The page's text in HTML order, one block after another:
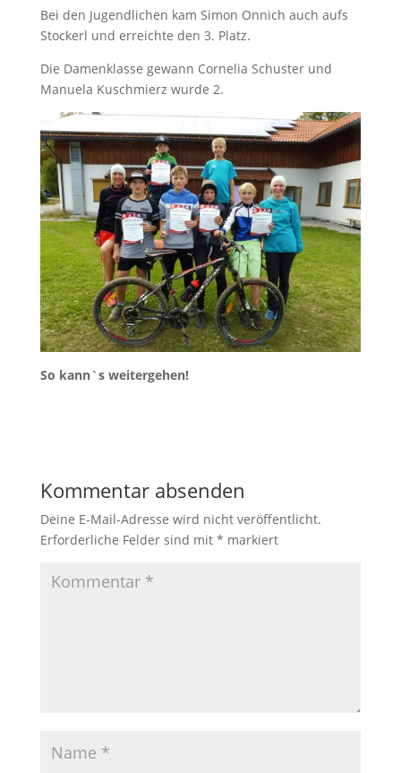
Bei den Jugendlichen kam Simon Onnich auch aufs
Stockerl und erreichte den 3. Platz.
Die Damenklasse gewann Cornelia Schuster und
Manuela Kuschmierz wurde 2.
So kann`s weitergehen!
Kommentar absenden
Deine E-Mail-Adresse wird nicht veröffentlicht.
Erforderliche Felder sind mit * markiert